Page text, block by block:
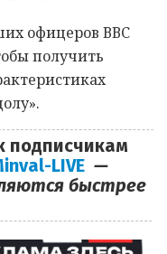
офицеров ВВС
получить
подписчикам
LIVE —
быстрее